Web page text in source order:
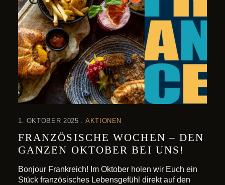
1. OKTOBER 2025 AKTIONEN
FRANZÖSISCHE WOCHEN – DEN
GANZEN OKTOBER BEI UNS!
Bonjour Frankreich! Im Oktober holen wir Euch ein
Stück französisches Lebensgefühl direkt auf den